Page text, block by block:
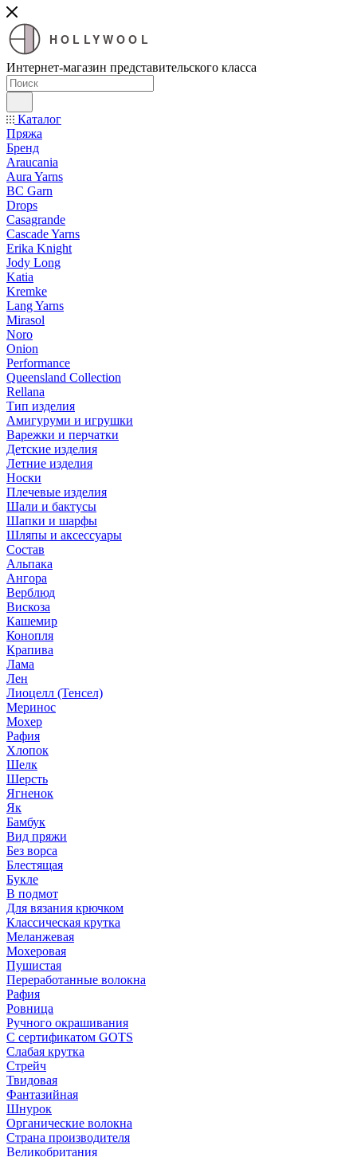
HOLLYWOOL
Интернет-магазин представительского класса
Каталог
Пряжа
Бренд
Araucania
Aura Yarns
BC Garn
Drops
Casagrande
Cascade Yarns
Erika Knight
Jody Long
Katia
Kremke
Lang Yarns
Mirasol
Noro
Onion
Performance
Queensland Collection
Rellana
Тип изделия
Амигуруми и игрушки
Варежки и перчатки
Детские изделия
Летние изделия
Носки
Плечевые изделия
Шали и бактусы
Шапки и шарфы
Шляпы и аксессуары
Состав
Альпака
Ангора
Верблюд
Вискоза
Кашемир
Конопля
Крапива
Лама
Лен
Лиоцелл (Тенсел)
Меринос
Мохер
Рафия
Хлопок
Шелк
Шерсть
Ягненок
Як
Бамбук
Вид пряжи
Без ворса
Блестящая
Букле
В подмот
Для вязания крючком
Классическая крутка
Меланжевая
Мохеровая
Пушистая
Переработанные волокна
Рафия
Ровница
Ручного окрашивания
С сертификатом GOTS
Слабая крутка
Стрейч
Твидовая
Фантазийная
Шнурок
Органические волокна
Страна производителя
Великобритания